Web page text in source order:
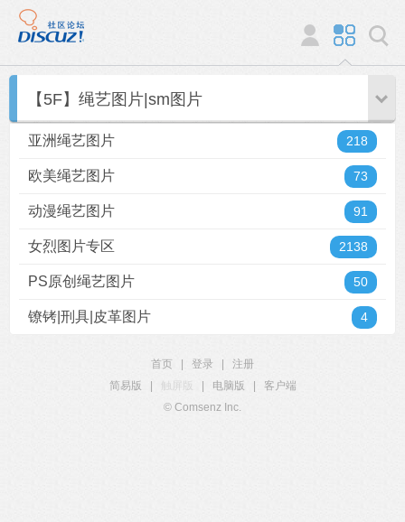
【5F】绳艺图片|sm图片
218
亚洲绳艺图片
73
欧美绳艺图片
91
动漫绳艺图片
2138
女烈图片专区
50
PS原创绳艺图片
4
镣铐|刑具|皮革图片
首页 登录
注册
简易版
触屏版 电脑版
客户端
© Comsenz Inc.